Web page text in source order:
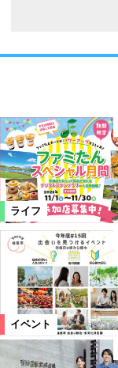
ライフ
イベント